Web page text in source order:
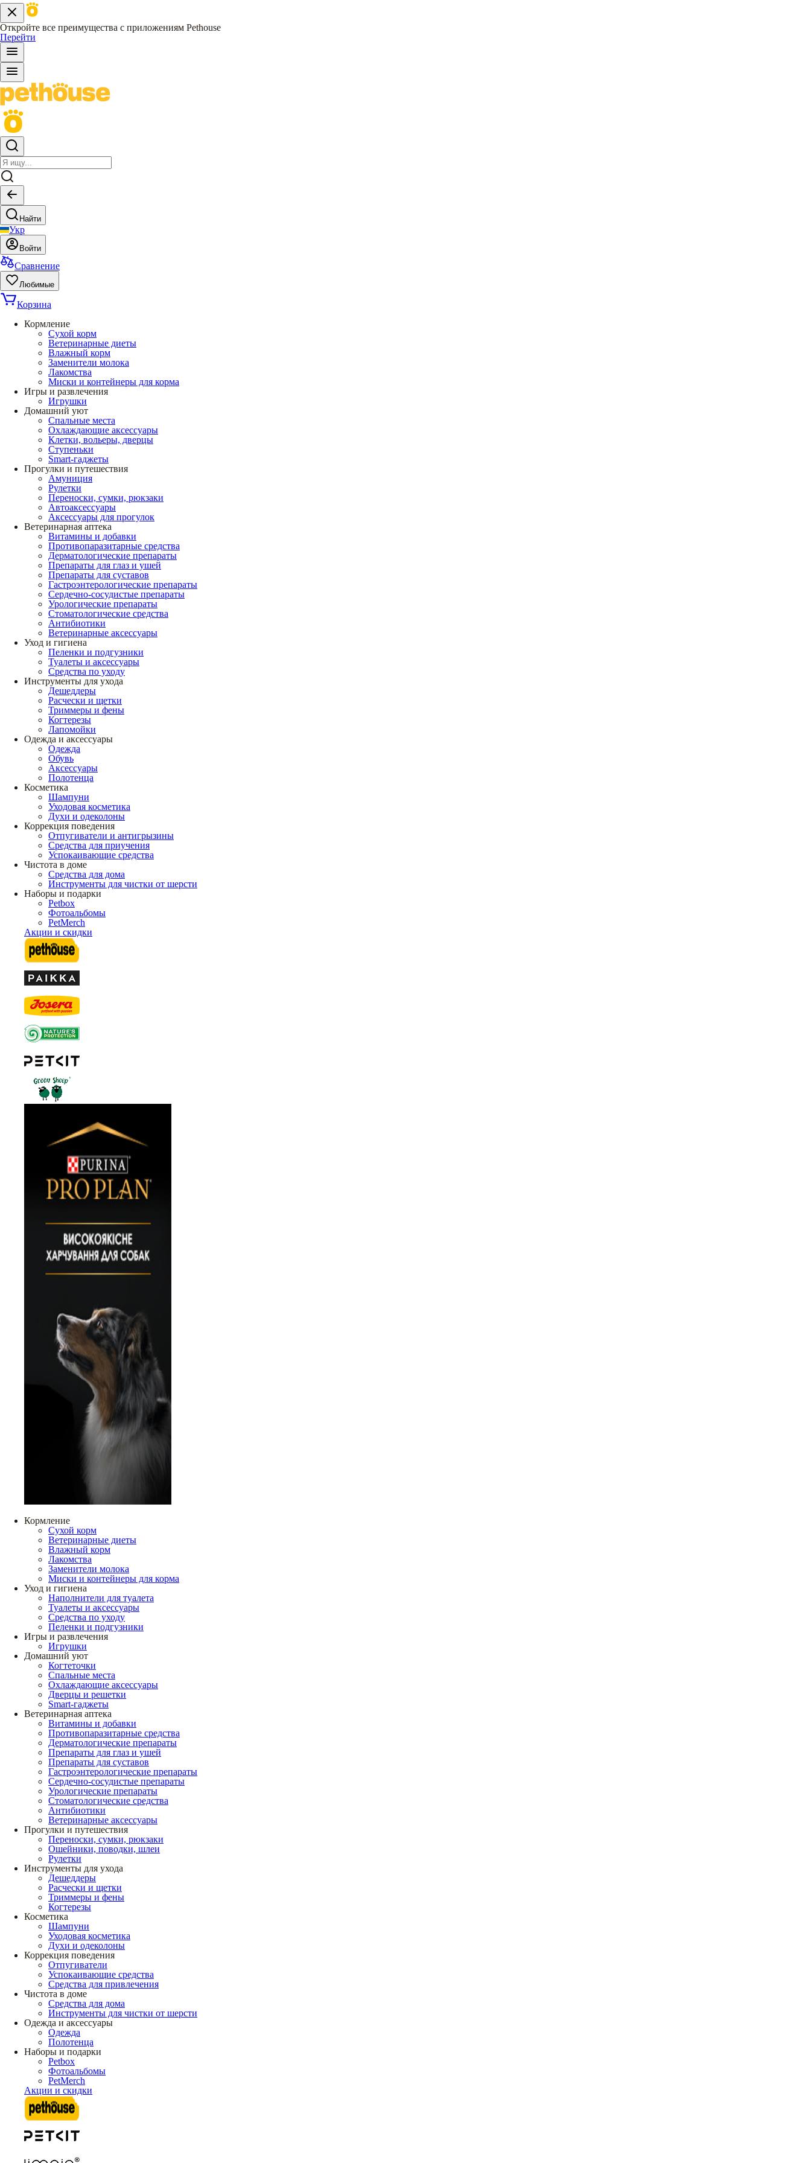
Откройте все преимущества с приложениям Pethouse
Перейти
Найти
Укр
Войти
Сравнение
Любимые
Корзина
Кормление
Сухой корм
Ветеринарные диеты
Влажный корм
Заменители молока
Лакомства
Миски и контейнеры для корма
Игры и развлечения
Игрушки
Домашний уют
Спальные места
Охлаждающие аксессуары
Клетки, вольеры, дверцы
Ступеньки
Smart-гаджеты
Прогулки и путешествия
Амуниция
Рулетки
Переноски, сумки, рюкзаки
Автоаксессуары
Аксессуары для прогулок
Ветеринарная аптека
Витамины и добавки
Противопаразитарные средства
Дерматологические препараты
Препараты для глаз и ушей
Препараты для суставов
Гастроэнтерологические препараты
Сердечно-сосудистые препараты
Урологические препараты
Стоматологические средства
Антибиотики
Ветеринарные аксессуары
Уход и гигиена
Пеленки и подгузники
Туалеты и аксессуары
Средства по уходу
Инструменты для ухода
Дешеддеры
Расчески и щетки
Триммеры и фены
Когтерезы
Лапомойки
Одежда и аксессуары
Одежда
Обувь
Аксессуары
Полотенца
Косметика
Шампуни
Уходовая косметика
Духи и одеколоны
Коррекция поведения
Отпугиватели и антигрызины
Средства для приучения
Успокаивающие средства
Чистота в доме
Средства для дома
Инструменты для чистки от шерсти
Наборы и подарки
Petbox
Фотоальбомы
PetMerch
Акции и скидки
Кормление
Сухой корм
Ветеринарные диеты
Влажный корм
Лакомства
Заменители молока
Миски и контейнеры для корма
Уход и гигиена
Наполнители для туалета
Туалеты и аксессуары
Средства по уходу
Пеленки и подгузники
Игры и развлечения
Игрушки
Домашний уют
Когтеточки
Спальные места
Охлаждающие аксессуары
Дверцы и решетки
Smart-гаджеты
Ветеринарная аптека
Витамины и добавки
Противопаразитарные средства
Дерматологические препараты
Препараты для глаз и ушей
Препараты для суставов
Гастроэнтерологические препараты
Сердечно-сосудистые препараты
Урологические препараты
Стоматологические средства
Антибиотики
Ветеринарные аксессуары
Прогулки и путешествия
Переноски, сумки, рюкзаки
Ошейники, поводки, шлеи
Рулетки
Инструменты для ухода
Дешеддеры
Расчески и щетки
Триммеры и фены
Когтерезы
Косметика
Шампуни
Уходовая косметика
Духи и одеколоны
Коррекция поведения
Отпугиватели
Успокаивающие средства
Средства для привлечения
Чистота в доме
Средства для дома
Инструменты для чистки от шерсти
Одежда и аксессуары
Одежда
Полотенца
Наборы и подарки
Petbox
Фотоальбомы
PetMerch
Акции и скидки